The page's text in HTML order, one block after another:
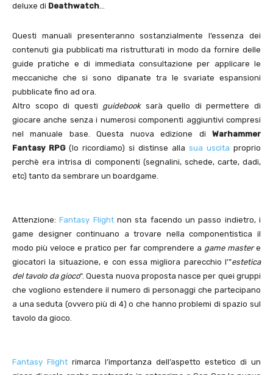
deluxe di Deathwatch…
Questi manuali presenteranno sostanzialmente l’essenza dei
contenuti gia pubblicati ma ristrutturati in modo da fornire delle
guide pratiche e di immediata consultazione per applicare le
meccaniche che si sono dipanate tra le svariate espansioni
pubblicate fino ad ora.
Altro scopo di questi guidebooksarà quello di permettere di
giocare anche senza i numerosi componenti aggiuntivi compresi
nel manuale base. Questa nuova edizione di Warhammer
Fantasy RPG(lo ricordiamo) si distinse alla sua uscita proprio
perchè era intrisa di componenti (segnalini, schede, carte, dadi,
etc) tanto da sembrare un boardgame.
Attenzione:Fantasy Flightnon sta facendo un passo indietro, i
game designer continuano a trovare nella componentistica il
modo più veloce e pratico per far comprendere a game mastere
giocatori la situazione, e con essa migliora parecchio l'”estetica
del tavolo da gioco“. Questa nuova proposta nasce per quei gruppi
che vogliono estendere il numero di personaggi che partecipano
a una seduta (ovvero più di 4) o che hanno problemi di spazio sul
tavolo da gioco.
Fantasy Flight rimarca l’importanza dell’aspetto estetico di un